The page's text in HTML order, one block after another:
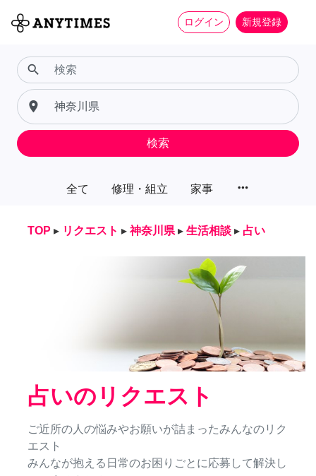
ログイン 新規登録
全て 修理・組立 家事 more_horiz
search
place
検索
TOP ▸ リクエスト ▸ 神奈川県 ▸ 生活相談 ▸ 占い
占いのリクエスト
ご近所の人の悩みやお願いが詰まったみんなのリク
エスト
みんなが抱える日常のお困りごとに応募して解決し